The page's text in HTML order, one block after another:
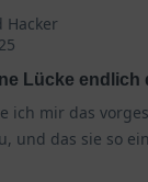
Hacker
Lücke endlich
ich mir das
und das sie so